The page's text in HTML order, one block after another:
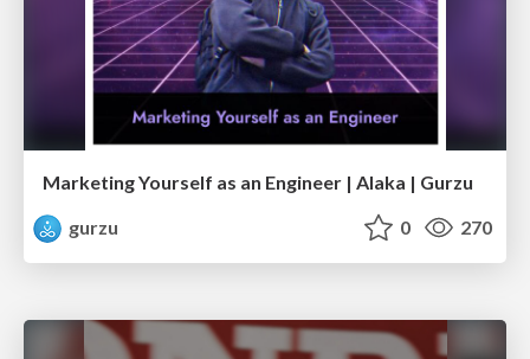
Marketing Yourself as an Engineer | Alaka | Gurzu
gurzu
0 270